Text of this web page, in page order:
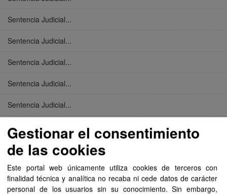
Sentencia Judicial...
Sentencia Judicial...
Sentencia Judicial...
Sentencia Judicial...
Sentencia Judicial...
Sentencia Judicial...
Sentencia Judicial...
Sentencia Judicial...
Sentencia Judicial...
Gestionar el consentimiento
de las cookies
Este portal web únicamente utiliza cookies de terceros con
finalidad técnica y analítica no recaba ni cede datos de carácter
personal de los usuarios sin su conocimiento. Sin embargo,